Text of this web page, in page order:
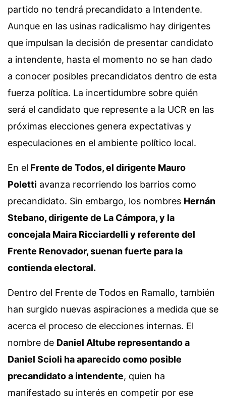
partido no tendrá precandidato a Intendente.
Aunque en las usinas radicalismo hay dirigentes
que impulsan la decisión de presentar candidato
a intendente, hasta el momento no se han dado
a conocer posibles precandidatos dentro de esta
fuerza política. La incertidumbre sobre quién
será el candidato que represente a la UCR en las
próximas elecciones genera expectativas y
especulaciones en el ambiente político local.
En el Frente de Todos, el dirigente Mauro
Poletti avanza recorriendo los barrios como
precandidato. Sin embargo, los nombres Hernán
Stebano, dirigente de La Cámpora, y la
concejala Maira Ricciardelli y referente del
Frente Renovador, suenan fuerte para la
contienda electoral.
Dentro del Frente de Todos en Ramallo, también
han surgido nuevas aspiraciones a medida que se
acerca el proceso de elecciones internas. El
nombre de Daniel Altube representando a
Daniel Scioli ha aparecido como posible
precandidato a intendente, quien ha
manifestado su interés en competir por ese